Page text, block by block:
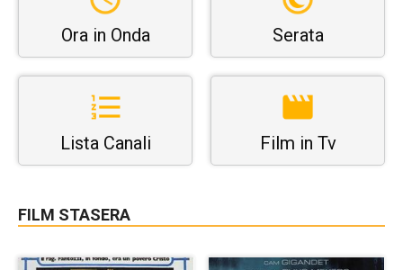
Ora in Onda Serata
Lista Canali Film in Tv
FILM STASERA